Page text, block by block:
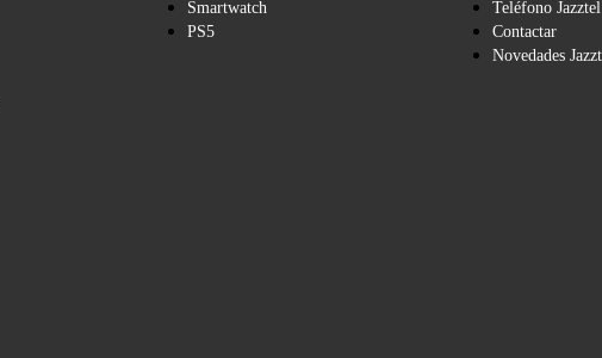
Smartwatch
PS5
Teléfono Jazztel
Contactar
Novedades